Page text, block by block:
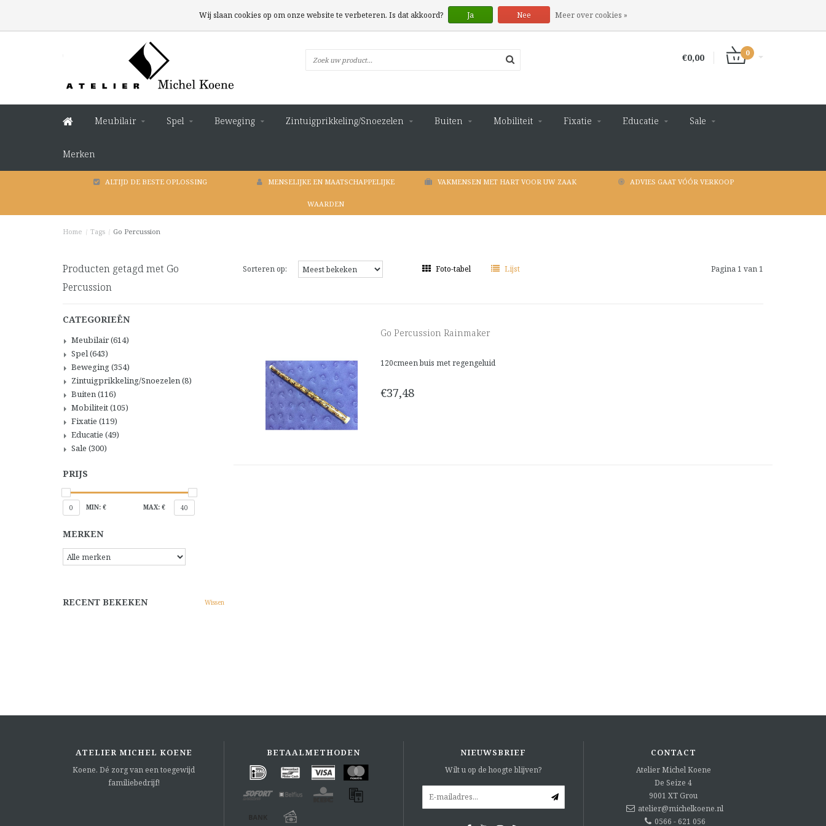
€0,00 0
Meubilair Spel Beweging Zintuigprikkeling/Snoezelen Buiten Mobiliteit Fixatie Educatie Sale
Merken
ALTIJD DE BESTE OPLOSSING MENSELIJKE EN MAATSCHAPPELIJKE
WAARDEN
VAKMENSEN MET HART VOOR UW ZAAK ADVIES GAAT VÓÓR VERKOOP
Home / Tags / Go Percussion
Producten getagd met Go
Percussion
Sorteren op: Foto-tabel Lijst Pagina 1 van 1
CATEGORIEËN
Meubilair(614)
Spel(643)
Beweging(354)
Zintuigprikkeling/Snoezelen(8)
Buiten(116)
Mobiliteit(105)
Fixatie (119)
Educatie (49)
Sale (300)
PRIJS
0 MIN: € MAX: € 40
MERKEN
RECENT BEKEKEN Wissen
Go Percussion Rainmaker
120cmeen buis met regengeluid
€37,48
ATELIER MICHEL KOENE
Koene. Dé zorg van een toegewijd
familiebedrijf!
BETAALMETHODEN NIEUWSBRIEF
Wilt u op de hoogte blijven?
CONTACT
Atelier Michel Koene
De Seize 4
9001 XT Grou
atelier@michelkoene.nl
0566 - 621 056
Wij slaan cookies op om onze website te verbeteren. Is dat akkoord? Ja Nee Meer over cookies »